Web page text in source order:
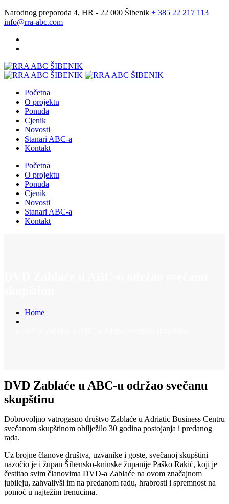
Narodnog preporoda 4, HR - 22 000 Šibenik + 385 22 217 113
info@rra-abc.com
Početna
O projektu
Ponuda
Cjenik
Novosti
Stanari ABC-a
Kontakt
Početna
O projektu
Ponuda
Cjenik
Novosti
Stanari ABC-a
Kontakt
Home
DVD Zablaće u ABC-u održao svečanu
skupštinu
Dobrovoljno vatrogasno društvo Zablaće u Adriatic Business Centru
svečanom skupštinom obilježilo 30 godina postojanja i predanog
rada.
Uz brojne članove društva, uzvanike i goste, svečanoj skupštini
nazočio je i župan Šibensko-kninske županije Paško Rakić, koji je
čestitao svim članovima DVD-a Zablaće na ovom značajnom
jubileju, zahvalivši im na predanom radu, hrabrosti i spremnost na
pomoć u najtežim trenucima.